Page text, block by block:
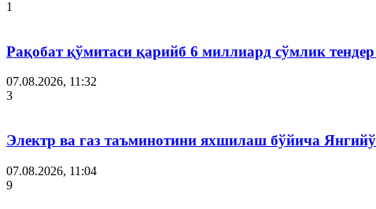
1
Рақобат қўмитаси қарийб 6 миллиард сўмлик
07.08.2026, 11:32
3
Электр ва газ таъминотини яхшилаш бўйича
07.08.2026, 11:04
9